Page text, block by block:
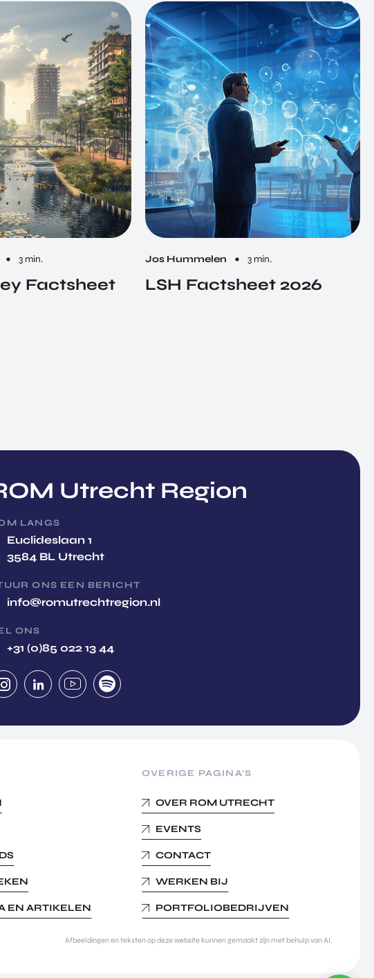
3 min.
Factsheet
Jos Hummelen 3 min.
LSH Factsheet 2026
Utrecht Region
LANGS
Euclideslaan 1
3584 BL Utrecht
ONS EEN BERICHT
info@romutrechtregion.nl
ONS
+31 (0)85 022 13 44
EN ARTIKELEN
OVERIGE PAGINA’S
OVER ROM UTRECHT
EVENTS
CONTACT
WERKEN BIJ
PORTFOLIOBEDRIJVEN
Afbeeldingen en teksten op deze website kunnen gemaakt zijn met behulp van AI.